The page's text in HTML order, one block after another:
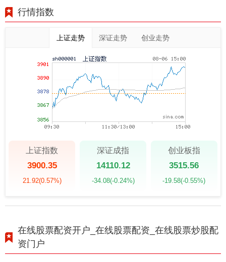
行情指数
上证走势 深证走势 创业走势
上证指数
3900.35
21.92(0.57%)
深证成指
14110.12
-34.08(-0.24%)
创业板指
3515.56
-19.58(-0.55%)
在线股票配资开户_在线股票配资_在线股票炒股配
资门户